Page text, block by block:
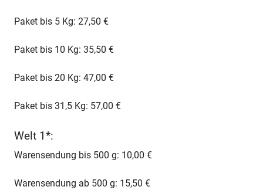
Paket bis 5 Kg: 27,50 €
Paket bis 10 Kg: 35,50 €
Paket bis 20 Kg: 47,00 €
Paket bis 31,5 Kg: 57,00 €
Welt 1*:
Warensendung bis 500 g: 10,00 €
Warensendung ab 500 g: 15,50 €